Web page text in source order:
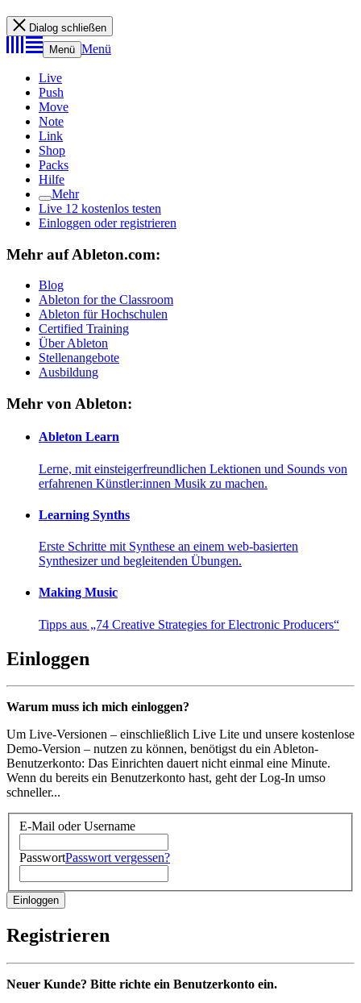
Dialog schließen
Menü Menü
Live
Push
Move
Note
Link
Shop
Packs
Hilfe
Mehr
Live 12 kostenlos testen
Einloggen oder registrieren
Mehr auf Ableton.com:
Blog
Ableton for the Classroom
Ableton für Hochschulen
Certified Training
Über Ableton
Stellenangebote
Ausbildung
Mehr von Ableton:
Ableton Learn
Lerne, mit einsteigerfreundlichen Lektionen und Sounds von
erfahrenen Künstler:innen Musik zu machen.
Learning Synths
Erste Schritte mit Synthese an einem web-basierten
Synthesizer und begleitenden Übungen.
Making Music
Tipps aus „74 Creative Strategies for Electronic Producers“
Einloggen
Warum muss ich mich einloggen?
Um Live-Versionen – einschließlich Live Lite und unsere kostenlose
Demo-Version – nutzen zu können, benötigst du ein Ableton-
Benutzerkonto: Das Einrichten dauert nicht einmal eine Minute.
Wenn du bereits ein Benutzerkonto hast, geht der Log-In umso
schneller...
E-Mail oder Username
PasswortPasswort vergessen?
Registrieren
Neuer Kunde? Bitte richte ein Benutzerkonto ein.